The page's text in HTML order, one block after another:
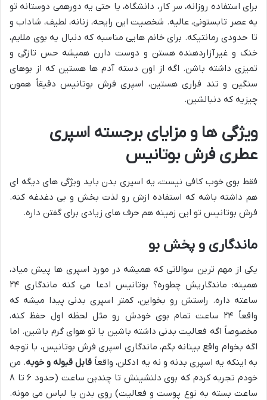
برای استفاده روزانه، سر کار، دانشگاه، یا حتی یه دورهمی دوستانه تو
یه عصر تابستونی، عالیه. شخصیت این رایحه، زنانه، لطیف، شاداب و
تا حدودی رمانتیکه. برای خانم هایی مناسبه که دنبال یه بوی ملایم،
خنک و غیرآزاردهنده هستن و دوست دارن همیشه حس تازگی و
تمیزی داشته باشن. اگه از اون دسته آدم ها هستین که از بوهای
سنگین و تند فراری هستین، اسپری فرش بوتانیس دقیقاً همون
چیزیه که دنبالشین.
ویژگی ها و مزایای برجسته اسپری
عطری فرش بوتانیس
فقط بوی خوب کافی نیست، یه اسپری بدن باید ویژگی های دیگه ای
هم داشته باشه که استفاده ازش رو لذت بخش و بی دغدغه کنه.
فرش بوتانیس تو این زمینه هم حرف های زیادی برای گفتن داره.
ماندگاری و پخش بو
یکی از مهم ترین سوالاتی که همیشه در مورد اسپری ها پیش میاد،
همینه: ماندگاریش چطوره؟ بوتانیس ادعا می کنه ماندگاری ۲۴
ساعته داره. راستش رو بخواین، کمتر اسپری بدنی پیدا میشه که
واقعاً ۲۴ ساعت تمام بوی خودش رو مثل لحظه اول حفظ کنه،
مخصوصاً اگه فعالیت بدنی داشته باشین یا تو هوای گرم باشین. اما
اگه بخوام واقع بینانه بگم، ماندگاری اسپری فرش بوتانیس، با توجه
به اینکه یه اسپری بدنه و نه یه ادکلن، واقعاً قابل قبوله و خوبه. من
خودم تجربه کردم که بوی دلنشینش تا چندین ساعت (حدود ۶ تا ۸
ساعت بسته به نوع پوست و فعالیت) روی بدن یا لباس می مونه.